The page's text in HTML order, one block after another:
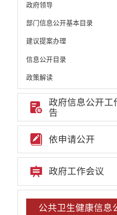
政府领导
部门信息公开基本目录
建议提案办理
信息公开目录
政策解读
机构职能和权责清单
自然资源政务公开
重点领域信息公开
重大建设项目信息
安全生产信息公开
民政信息公开
推进面向转移落户人员的服务
质监信息公开
学校信息公开
政府信息公开工
告
依申请公开
政府工作会议
公共卫生健康信息